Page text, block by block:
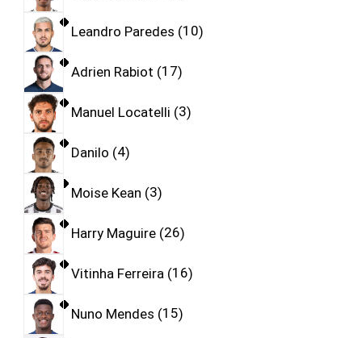
Leandro Paredes 10
Adrien Rabiot 17
Manuel Locatelli 3
Danilo 4
Moise Kean 3
Harry Maguire 26
Vitinha Ferreira 16
Nuno Mendes 15